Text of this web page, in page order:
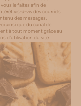
vous le faites afin de
vis-à-vis des courriels
des messages,
ainsi que du canal de
à tout moment grâce au
d'utilisation du site